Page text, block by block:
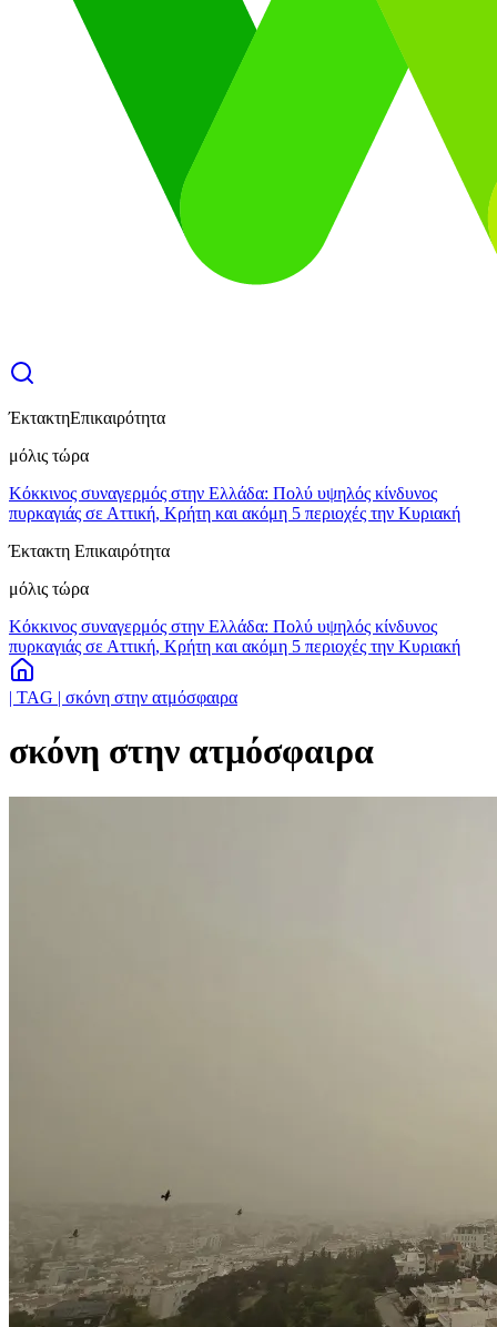
ΈκτακτηΕπικαιρότητα
μόλις τώρα
Κόκκινος συναγερμός στην Ελλάδα: Πολύ υψηλός κίνδυνος
πυρκαγιάς σε Αττική, Κρήτη και ακόμη 5 περιοχές την Κυριακή
Έκτακτη Επικαιρότητα
μόλις τώρα
Κόκκινος συναγερμός στην Ελλάδα: Πολύ υψηλός κίνδυνος
πυρκαγιάς σε Αττική, Κρήτη και ακόμη 5 περιοχές την Κυριακή
| TAG | σκόνη στην ατμόσφαιρα
σκόνη στην ατμόσφαιρα